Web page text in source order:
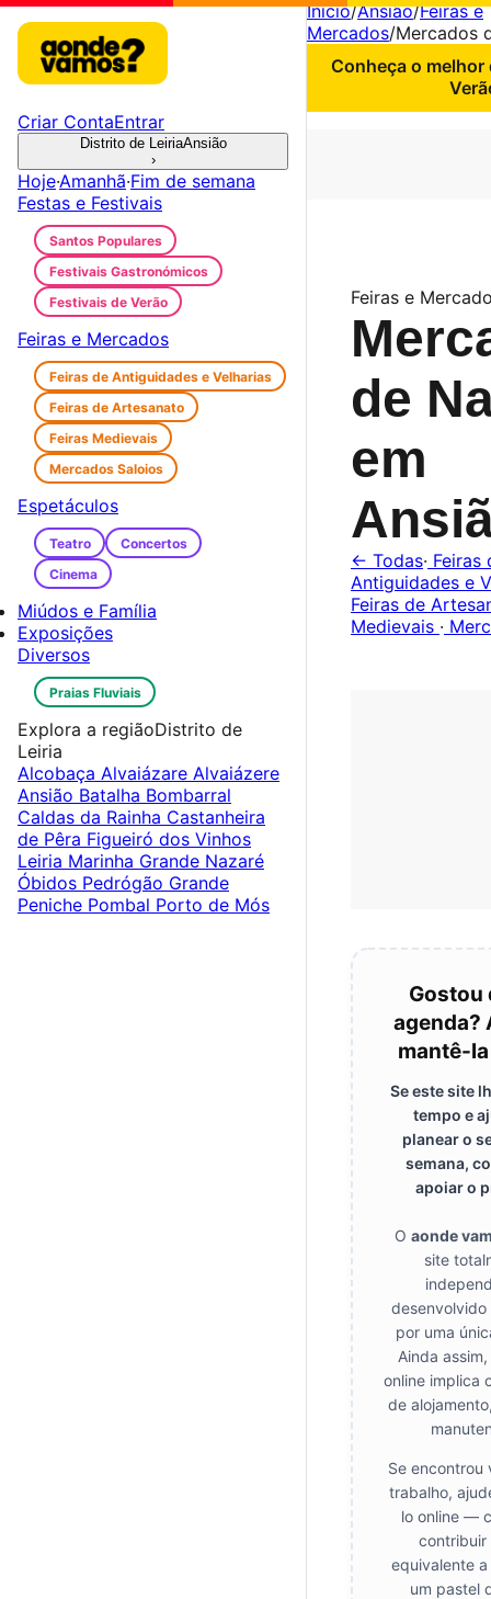
Início/Ansião/Feiras e
Mercados/Mercados
Conheça o melhor
Feiras e
de
em
← Todas· Feiras
Antiguidades e
Feiras de
Medievais ·
Gostou
agenda?
mantê-
Se este site
tempo e
planear o
semana,
apoiar o
O aonde
site
desenvolvido
por uma
Ainda
online implica
de
Se encontrou
trabalho,
lo online —
contribuir
equivalente
um pastel
Criar ContaEntrar
Distrito de LeiriaAnsião
›
Hoje·Amanhã·Fim de semana
Festas e Festivais
Santos Populares
Festivais Gastronómicos
Festivais de Verão
Feiras e Mercados
Feiras de Antiguidades e Velharias
Feiras de Artesanato
Feiras Medievais
Mercados Saloios
Espetáculos
Teatro
Concertos
Cinema
Miúdos e Família
Exposições
Diversos
Praias Fluviais
Explora a regiãoDistrito de
Leiria
Alcobaça Alvaiázare Alvaiázere
Ansião Batalha Bombarral
Caldas da Rainha Castanheira
de Pêra Figueiró dos Vinhos
Leiria Marinha Grande Nazaré
Óbidos Pedrógão Grande
Peniche Pombal Porto de Mós